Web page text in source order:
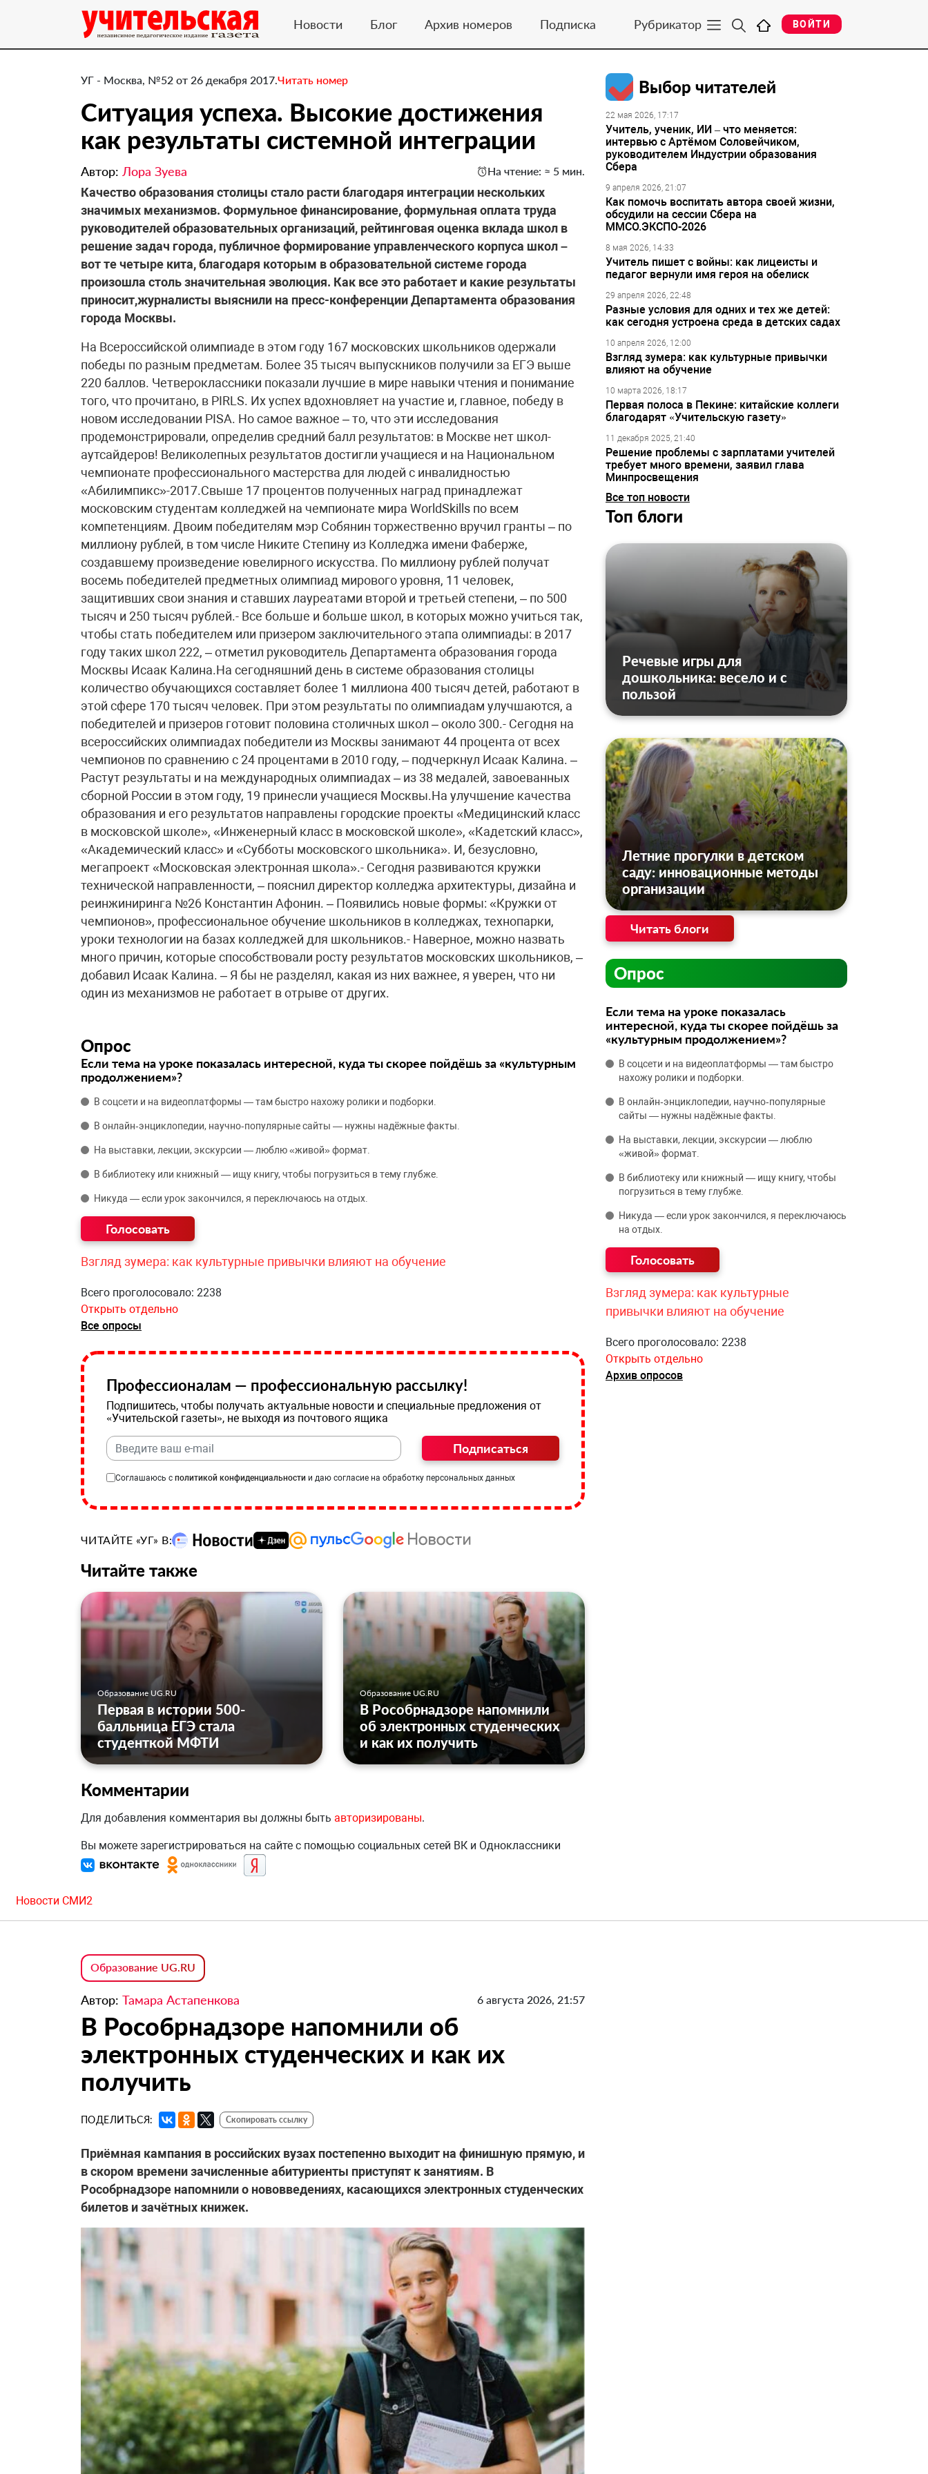
Новости Блог Архив номеров Подписка Рубрикатор ВОЙТИ
УГ - Москва, №52 от 26 декабря 2017.Читать номер
Ситуация успеха. Высокие достижения
как результаты системной интеграции
Автор: Лора Зуева На чтение: ≈ 5 мин.
​Качество образования столицы стало расти благодаря интеграции нескольких
значимых механизмов. Формульное финансирование, формульная оплата труда
руководителей образовательных организаций, рейтинговая оценка вклада школ в
решение задач города, публичное формирование управленческого корпуса школ –
вот те четыре кита, благодаря которым в образовательной системе города
произошла столь значительная эволюция. Как все это работает и какие результаты
приносит,журналисты выяснили на пресс-конференции Департамента образования
города Москвы.
На Всероссийской олимпиаде в этом году 167 московских школьников одержали
победы по разным предметам. Более 35 тысяч выпускников получили за ЕГЭ выше
220 баллов. Четвероклассники показали лучшие в мире навыки чтения и понимание
того, что прочитано, в PIRLS. Их успех вдохновляет на участие и, главное, победу в
новом исследовании PISA. Но самое важное – то, что эти исследования
продемонстрировали, определив средний балл результатов: в Москве нет школ-
аутсайдеров! Великолепных результатов достигли учащиеся и на Национальном
чемпионате профессионального мастерства для людей с инвалидностью
«Абилимпикс»-2017.Свыше 17 процентов полученных наград принадлежат
московским студентам колледжей на чемпионате мира WorldSkills по всем
компетенциям. Двоим победителям мэр Собянин торжественно вручил гранты – по
миллиону рублей, в том числе Никите Степину из Колледжа имени Фаберже,
создавшему произведение ювелирного искусства. По миллиону рублей получат
восемь победителей предметных олимпиад мирового уровня, 11 человек,
защитивших свои знания и ставших лауреатами второй и третьей степени, – по 500
тысяч и 250 тысяч рублей.- Все больше и больше школ, в которых можно учиться так,
чтобы стать победителем или призером заключительного этапа олимпиады: в 2017
году таких школ 222, – отметил руководитель Департамента образования города
Москвы Исаак Калина.На сегодняшний день в системе образования столицы
количество обучающихся составляет более 1 миллиона 400 тысяч детей, работают в
этой сфере 170 тысяч человек. При этом результаты по олимпиадам улучшаются, а
победителей и призеров готовит половина столичных школ – около 300.- Сегодня на
всероссийских олимпиадах победители из Москвы занимают 44 процента от всех
чемпионов по сравнению с 24 процентами в 2010 году, – подчеркнул Исаак Калина. –
Растут результаты и на международных олимпиадах – из 38 медалей, завоеванных
сборной России в этом году, 19 принесли учащиеся Москвы.На улучшение качества
образования и его результатов направлены городские проекты «Медицинский класс
в московской школе», «Инженерный класс в московской школе», «Кадетский класс»,
«Академический класс» и «Субботы московского школьника». И, безусловно,
мегапроект «Московская электронная школа».- Сегодня развиваются кружки
технической направленности, – пояснил директор колледжа архитектуры, дизайна и
реинжиниринга №26 Константин Афонин. – Появились новые формы: «Кружки от
чемпионов», профессиональное обучение школьников в колледжах, технопарки,
уроки технологии на базах колледжей для школьников.- Наверное, можно назвать
много причин, которые способствовали росту результатов московских школьников, –
добавил Исаак Калина. – Я бы не разделял, какая из них важнее, я уверен, что ни
один из механизмов не работает в отрыве от других.
Опрос
Если тема на уроке показалась интересной, куда ты скорее пойдёшь за «культурным
продолжением»?
В соцсети и на видеоплатформы — там быстро нахожу ролики и подборки.
В онлайн‑энциклопедии, научно‑популярные сайты — нужны надёжные факты.
На выставки, лекции, экскурсии — люблю «живой» формат.
В библиотеку или книжный — ищу книгу, чтобы погрузиться в тему глубже.
Никуда — если урок закончился, я переключаюсь на отдых.
Взгляд зумера: как культурные привычки влияют на обучение
Всего проголосовало: 2238
Открыть отдельно
Все опросы
Профессионалам — профессиональную рассылку!
Подпишитесь, чтобы получать актуальные новости и специальные предложения от
«Учительской газеты», не выходя из почтового ящика
Подписаться
Соглашаюсь с политикой конфиденциальности и даю согласие на обработку персональных данных
ЧИТАЙТЕ «УГ» В:
Читайте также
Образование UG.RU
Первая в истории 500-
балльница ЕГЭ стала
студенткой МФТИ
Образование UG.RU
В Рособрнадзоре напомнили
об электронных студенческих
и как их получить
Комментарии
Для добавления комментария вы должны быть авторизированы.
Вы можете зарегистрироваться на сайте с помощью социальных сетей ВК и Одноклассники
Выбор читателей
22 мая 2026, 17:17
Учитель, ученик, ИИ – что меняется:
интервью с Артёмом Соловейчиком,
руководителем Индустрии образования
Сбера
9 апреля 2026, 21:07
Как помочь воспитать автора своей жизни,
обсудили на сессии Сбера на
ММСО.ЭКСПО-2026
8 мая 2026, 14:33
Учитель пишет с войны: как лицеисты и
педагог вернули имя героя на обелиск
29 апреля 2026, 22:48
Разные условия для одних и тех же детей:
как сегодня устроена среда в детских садах
10 апреля 2026, 12:00
Взгляд зумера: как культурные привычки
влияют на обучение
10 марта 2026, 18:17
Первая полоса в Пекине: китайские коллеги
благодарят «Учительскую газету»
11 декабря 2025, 21:40
Решение проблемы с зарплатами учителей
требует много времени, заявил глава
Минпросвещения
Все топ новости
Топ блоги
Речевые игры для
дошкольника: весело и с
пользой
Летние прогулки в детском
саду: инновационные методы
организации
Читать блоги
Опрос
Если тема на уроке показалась
интересной, куда ты скорее пойдёшь за
«культурным продолжением»?
В соцсети и на видеоплатформы — там быстро
нахожу ролики и подборки.
В онлайн‑энциклопедии, научно‑популярные
сайты — нужны надёжные факты.
На выставки, лекции, экскурсии — люблю
«живой» формат.
В библиотеку или книжный — ищу книгу, чтобы
погрузиться в тему глубже.
Никуда — если урок закончился, я переключаюсь
на отдых.
Взгляд зумера: как культурные
привычки влияют на обучение
Всего проголосовало: 2238
Открыть отдельно
Архив опросов
Новости СМИ2
Образование UG.RU
Автор: Тамара Астапенкова 6 августа 2026, 21:57
В Рособрнадзоре напомнили об
электронных студенческих и как их
получить
ПОДЕЛИТЬСЯ: Скопировать ссылку
Приёмная кампания в российских вузах постепенно выходит на финишную прямую, и
в скором времени зачисленные абитуриенты приступят к занятиям. В
Рособрнадзоре напомнили о нововведениях, касающихся электронных студенческих
билетов и зачётных книжек.